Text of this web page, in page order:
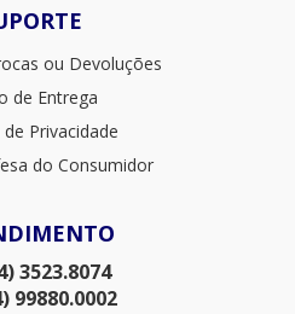
ou Devoluções
de Entrega
Privacidade
do Consumidor
3523.8074
99880.0002